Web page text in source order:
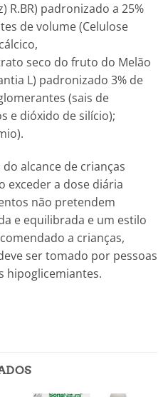
R.BR) padronizado a 25%
de volume (Celulose
seco do fruto do Melão
L) padronizado 3% de
(sais de
e dióxido de silício);
alcance de crianças
exceder a dose diária
não pretendem
e equilibrada e um estilo
a crianças,
ser tomado por pessoas
hipoglicemiantes.